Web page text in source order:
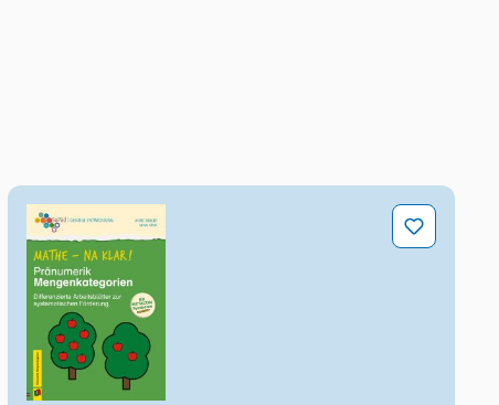
Mathe - na klar! Pränumerik: Mengenkategorien